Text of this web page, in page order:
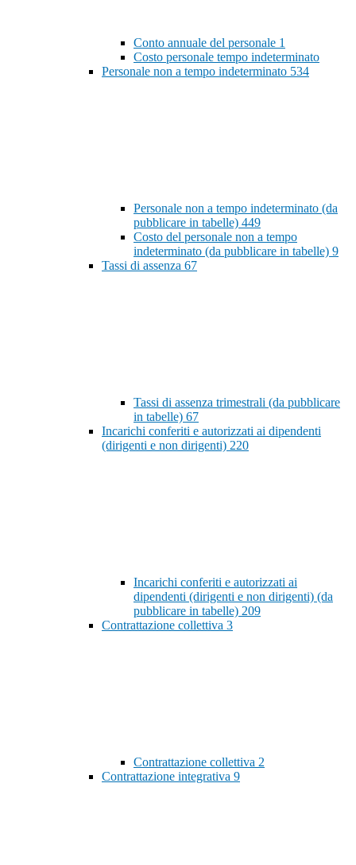
Conto annuale del personale 1
Costo personale tempo indeterminato
Personale non a tempo indeterminato 534
Personale non a tempo indeterminato (da
pubblicare in tabelle) 449
Costo del personale non a tempo
indeterminato (da pubblicare in tabelle) 9
Tassi di assenza 67
Tassi di assenza trimestrali (da pubblicare
in tabelle) 67
Incarichi conferiti e autorizzati ai dipendenti
(dirigenti e non dirigenti) 220
Incarichi conferiti e autorizzati ai
dipendenti (dirigenti e non dirigenti) (da
pubblicare in tabelle) 209
Contrattazione collettiva 3
Contrattazione collettiva 2
Contrattazione integrativa 9